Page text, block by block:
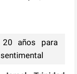
20 años para